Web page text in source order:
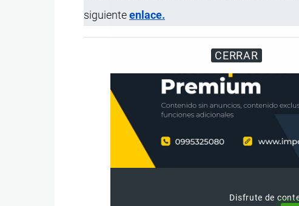
siguienteenlace.
CERRAR
Disfrute de